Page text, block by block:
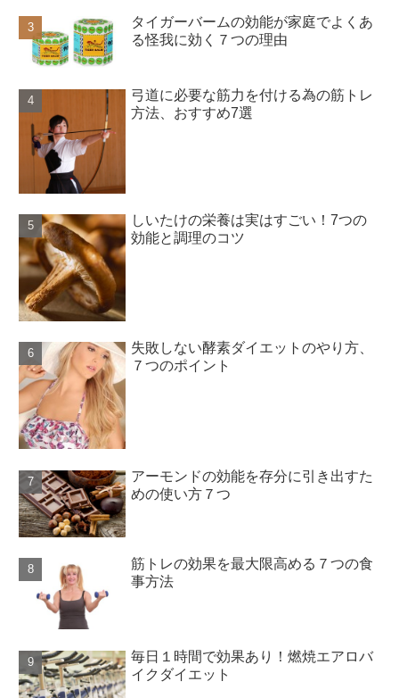
タイガーバームの効能が家庭でよくあ
る怪我に効く７つの理由
弓道に必要な筋力を付ける為の筋トレ
方法、おすすめ7選
しいたけの栄養は実はすごい！7つの
効能と調理のコツ
失敗しない酵素ダイエットのやり方、
７つのポイント
アーモンドの効能を存分に引き出すた
めの使い方７つ
筋トレの効果を最大限高める７つの食
事方法
毎日１時間で効果あり！燃焼エアロバ
イクダイエット